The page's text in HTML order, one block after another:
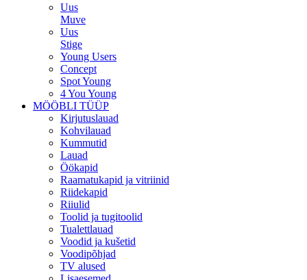
Uus
Muve
Uus
Stige
Young Users
Concept
Spot Young
4 You Young
MÖÖBLI TÜÜP
Kirjutuslauad
Kohvilauad
Kummutid
Lauad
Öökapid
Raamatukapid ja vitriinid
Riidekapid
Riiulid
Toolid ja tugitoolid
Tualettlauad
Voodid ja kušetid
Voodipõhjad
TV alused